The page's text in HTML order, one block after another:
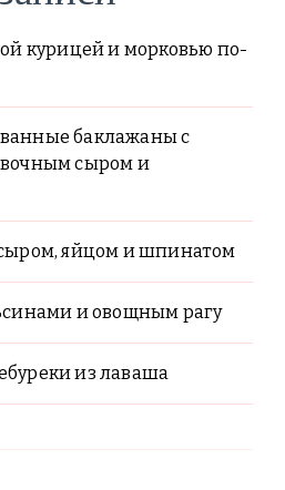
курицей и морковью по-
баклажаны с
сыром и
яйцом и шпинатом
и овощным рагу
из лаваша